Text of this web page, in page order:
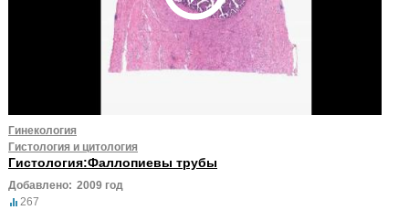
Гинекология
Гистология и цитология
Гистология:Фаллопиевы трубы
Добавлено: 2009 год
267